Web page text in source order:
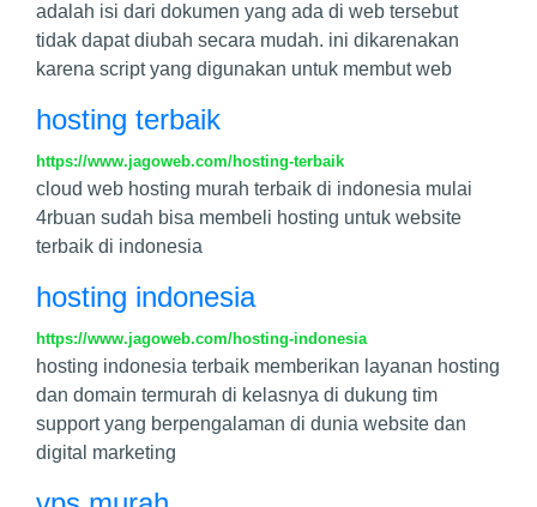
adalah isi dari dokumen yang ada di web tersebut
tidak dapat diubah secara mudah. ini dikarenakan
karena script yang digunakan untuk membut web
hosting terbaik
https://www.jagoweb.com/hosting-terbaik
cloud web hosting murah terbaik di indonesia mulai
4rbuan sudah bisa membeli hosting untuk website
terbaik di indonesia
hosting indonesia
https://www.jagoweb.com/hosting-indonesia
hosting indonesia terbaik memberikan layanan hosting
dan domain termurah di kelasnya di dukung tim
support yang berpengalaman di dunia website dan
digital marketing